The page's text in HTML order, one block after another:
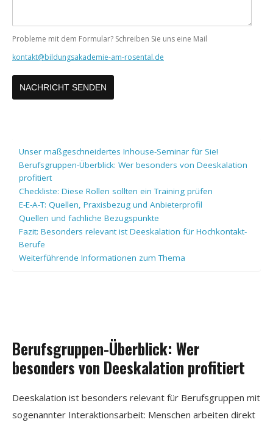
Probleme mit dem Formular? Schreiben Sie uns eine Mail
kontakt@bildungsakademie-am-rosental.de
Unser maßgeschneidertes Inhouse-Seminar für Sie!
Berufsgruppen-Überblick: Wer besonders von Deeskalation
profitiert
Checkliste: Diese Rollen sollten ein Training prüfen
E-E-A-T: Quellen, Praxisbezug und Anbieterprofil
Quellen und fachliche Bezugspunkte
Fazit: Besonders relevant ist Deeskalation für Hochkontakt-
Berufe
Weiterführende Informationen zum Thema
Berufsgruppen-Überblick: Wer
besonders von Deeskalation profitiert
Deeskalation ist besonders relevant für Berufsgruppen mit
sogenannter Interaktionsarbeit: Menschen arbeiten direkt